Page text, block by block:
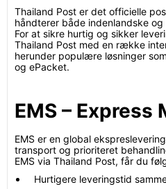
Thailand Post er det officielle
håndterer både indenlandske
For at sikre hurtig og sikker
Thailand Post med en række
herunder populære løsninger
og ePacket.
EMS – Express
EMS er en global
transport og prioriteret
EMS via Thailand Post, får du
Hurtigere leveringstid